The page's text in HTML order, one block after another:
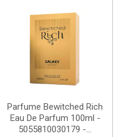
Parfume Bewitched Rich
Eau De Parfum 100ml -
5055810030179 -...